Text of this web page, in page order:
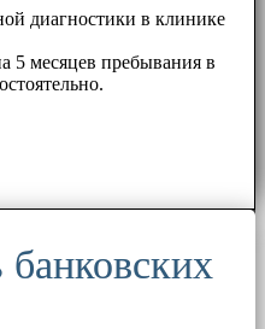
диагностики в клинике
5 месяцев пребывания в
банковских